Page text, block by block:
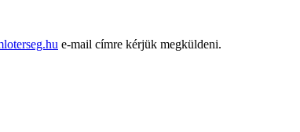
e-mail címre kérjük megküldeni.